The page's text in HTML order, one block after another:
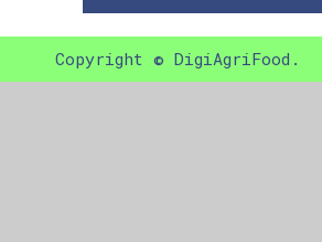
Copyright © DigiAgriFood.